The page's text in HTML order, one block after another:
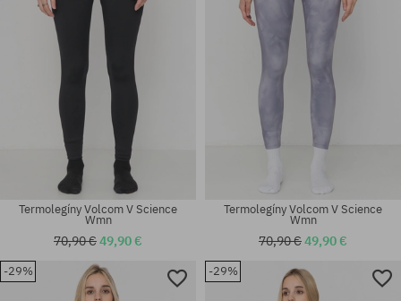
Termolegíny Volcom V Science
Wmn
70,90 €49,90 €
Termolegíny Volcom V Science
Wmn
70,90 €49,90 €
-29% -29%